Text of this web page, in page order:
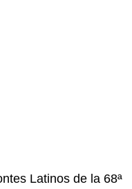
Latinos de la 68ª